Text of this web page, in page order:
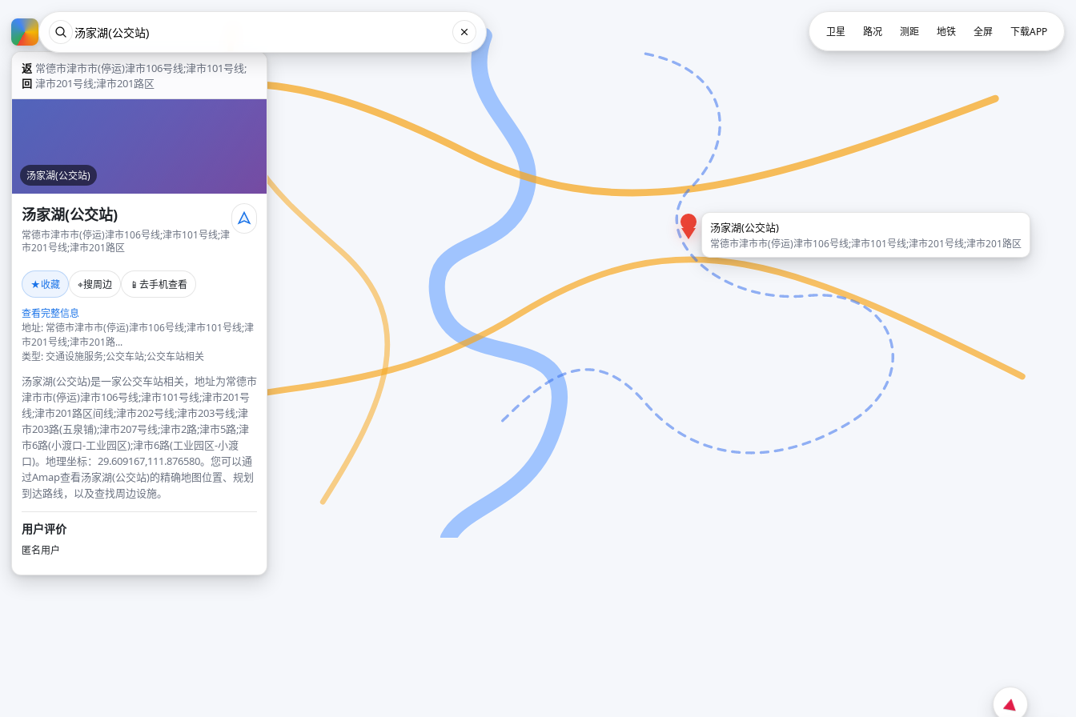
返
回
常德市津市市(停运)津市106号线;津市101号线;
津市201号线;津市201路区
汤家湖(公交站)
汤家湖(公交站)
常德市津市市(停运)津市106号线;津市101号线;津
市201号线;津市201路区
★收藏 ⌖搜周边 📱 去手机查看
查看完整信息
地址: 常德市津市市(停运)津市106号线;津市101号线;津
市201号线;津市201路...
类型: 交通设施服务;公交车站;公交车站相关
汤家湖(公交站)是一家公交车站相关，地址为常德市
津市市(停运)津市106号线;津市101号线;津市201号
线;津市201路区间线;津市202号线;津市203号线;津
市203路(五泉铺);津市207号线;津市2路;津市5路;津
市6路(小渡口-工业园区);津市6路(工业园区-小渡
口)。地理坐标：29.609167,111.876580。您可以通
过Amap查看汤家湖(公交站)的精确地图位置、规划
到达路线，以及查找周边设施。
用户评价
匿名用户
汤家湖(公交站)
常德市津市市(停运)津市106号线;津市101号线;津市201号线;津市201路区
卫星 路况 测距 地铁 全屏 下载APP